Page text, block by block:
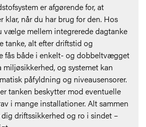
er afgørende for, at
klar, når du har brug for den. Hos
vælge mellem integrerede dagtanke
tanke, alt efter driftstid og
fås både i enkelt- og dobbeltvægget
miljøsikkerhed, og systemet kan
påfyldning og niveausensorer.
tanken beskytter mod eventuelle
i mange installationer. Alt sammen
driftssikkerhed og ro i sindet –